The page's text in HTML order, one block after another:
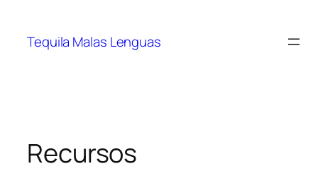
Tequila Malas Lenguas
Recursos